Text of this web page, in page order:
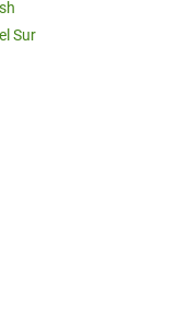
Sur